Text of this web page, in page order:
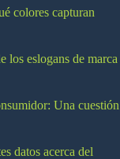
colores capturan
los eslogans de marca
Una cuestión
datos acerca del